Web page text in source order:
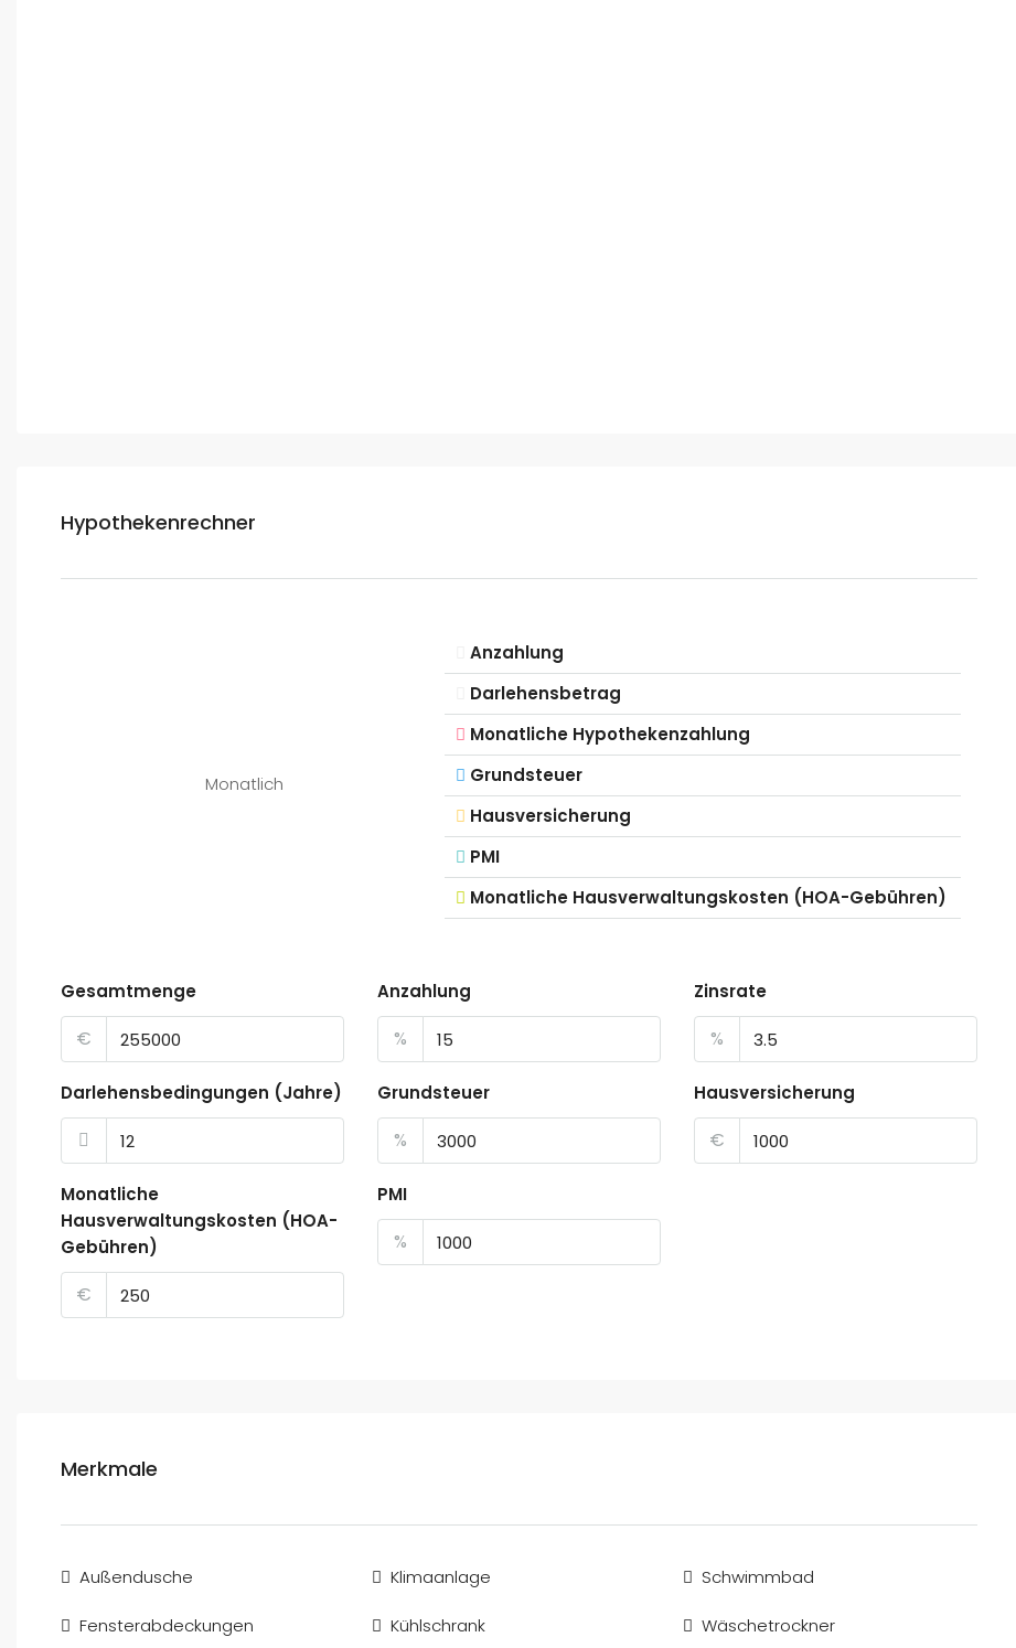
Hypothekenrechner
Monatlich
Anzahlung
Darlehensbetrag
Monatliche Hypothekenzahlung
Grundsteuer
Hausversicherung
PMI
Monatliche Hausverwaltungskosten (HOA-Gebühren)
Gesamtmenge
€
Anzahlung
%
Zinsrate
%
Darlehensbedingungen (Jahre) Grundsteuer
%
Hausversicherung
€
Monatliche
Hausverwaltungskosten (HOA-
Gebühren)
€
PMI
%
Merkmale
Außendusche
Fensterabdeckungen
Klimaanlage
Kühlschrank
Schwimmbad
Wäschetrockner